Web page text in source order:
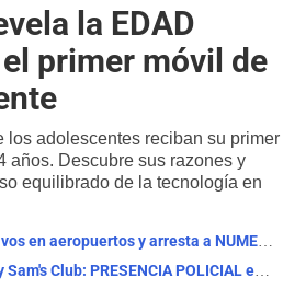
la EDAD
el primer móvil de
los adolescentes reciban su primer
años. Descubre sus razones y
equilibrado de la tecnología en
ICE intensifica operativos en aeropuertos y arresta a NUMEROSOS EXTRANJEROS en un solo día
ALERTA con Walmart y Sam's Club: PRESENCIA POLICIAL en los alrededores de los establecimientos en esta zona